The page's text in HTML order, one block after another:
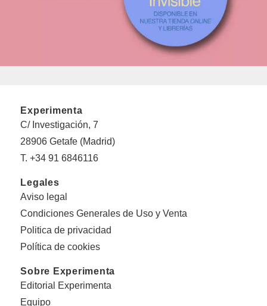
Experimenta
C/ Investigación, 7
28906 Getafe (Madrid)
T. +34 91 6846116
Legales
Aviso legal
Condiciones Generales de Uso y Venta
Politica de privacidad
Política de cookies
Sobre Experimenta
Editorial Experimenta
Equipo